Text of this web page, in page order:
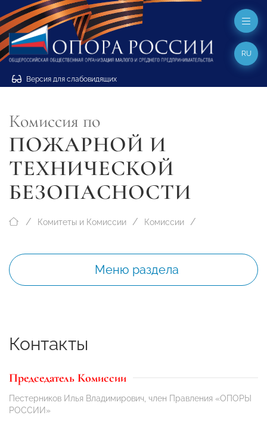
Версия для слабовидящих
RU
Комиссия по
ПОЖАРНОЙ И
ТЕХНИЧЕСКОЙ
БЕЗОПАСНОСТИ
Комитеты и Комиссии Комиссии
Меню раздела
Контакты
Председатель Комиссии
Пестерников Илья Владимирович, член Правления «ОПОРЫ
РОССИИ»